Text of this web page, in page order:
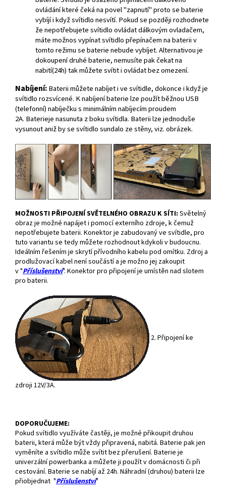
ovládání které čeká na povel "zapnutí" proto se baterie
vybíjí i když svítidlo nesvítí. Pokud se později rozhodnete
že nepotřebujete svítidlo ovládat dálkovým ovladačem,
máte možnos vypínat svítidlo přepínačem na baterii v
tomto režimu se baterie nebude vybíjet. Alternativou je
dokoupení druhé baterie, nemusíte pak čekat na
nabití(24h) tak můžete svítit i ovládat bez omezení.
Nabíjení:Baterii můžete nabíjet i ve svítidle, dokonce i když je
svítidlo rozsvícené. K nabíjení baterie lze použít běžnou USB
(telefonní) nabíječku s minimálním nabíjecím proudem
2A. Baterieje nasunuta z boku svítidla. Baterii lze jednoduše
vysunout aniž by se svítidlo sundalo ze stěny, viz. obrázek.
MOŽNOSTI PŘIPOJENÍ SVĚTELNÉHO OBRAZU K SÍTI: Světelný
obraz je možné napájet i pomocí externího zdroje, k čemuž
nepotřebujete baterii. Konektor je zabudovaný ve svítidle, pro
tuto variantu se tedy můžete rozhodnout kdykoli v budoucnu.
Ideálním řešením je skrytí přívodního kabelu pod omítku. Zdroj a
prodlužovací kabel není součástí a je možno jej zakoupit
v "Příslušenství". Konektor pro připojení je umístěn nad slotem
pro baterii.
2. Připojení ke
zdroji 12V/3A.
DOPORUČUJEME:
Pokud svítidlo využíváte častěji, je možné přikoupit druhou
baterii, která může být vždy připravená, nabitá. Baterie pak jen
vyměníte a svítidlo může svítit bez přerušení. Baterie je
univerzální powerbanka a můžete ji použít v domácnosti či při
cestování. Baterie se nabíjí až 24h. Náhradní (druhou) baterii lze
přiobjednat "Příslušenství"